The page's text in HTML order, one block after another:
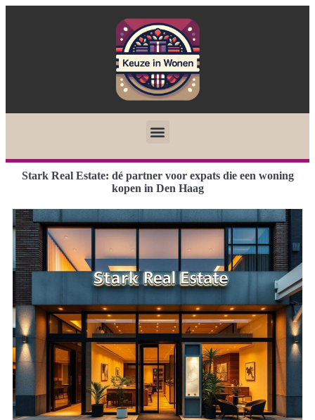
Stark Real Estate: dé partner voor expats die een woning
kopen in Den Haag